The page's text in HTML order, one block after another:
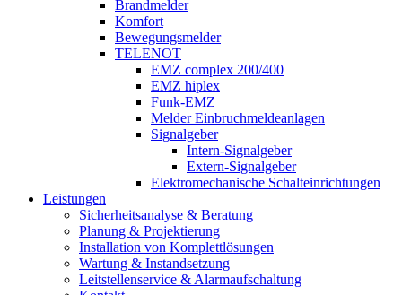
Brandmelder
Komfort
Bewegungsmelder
TELENOT
EMZ complex 200/400
EMZ hiplex
Funk-EMZ
Melder Einbruchmeldeanlagen
Signalgeber
Intern-Signalgeber
Extern-Signalgeber
Elektromechanische Schalteinrichtungen
Leistungen
Sicherheitsanalyse & Beratung
Planung & Projektierung​
Installation von Komplettlösungen
Wartung & Instandsetzung
Leitstellenservice & Alarmaufschaltung